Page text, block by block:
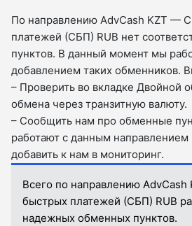
По направлению AdvCash KZT —
платежей (СБП) RUB нет
пунктов. В данный момент мы
добавлением таких обменников.
– Проверить во вкладкe Двойной
обмена через транзитную валюту.
– Сообщить нам про обменные
работают с данным
добавить к нам в мониторинг.
Всего по направлению
быстрых платежей (СБП) RUB
надежных обменных пунктов.